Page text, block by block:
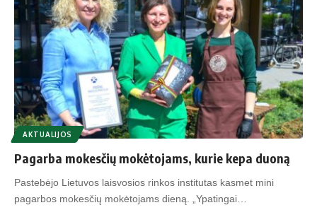
AKTUALIJOS
Pagarba mokesčių mokėtojams, kurie kepa duoną
Pastebėjo Lietuvos laisvosios rinkos institutas kasmet mini
pagarbos mokesčių mokėtojams dieną. „Ypatingai…